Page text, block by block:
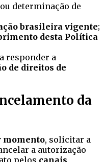
ou determinação de
brasileira vigente;
desta Política
responder a
de direitos de
da
momento, solicitar a
a autorização